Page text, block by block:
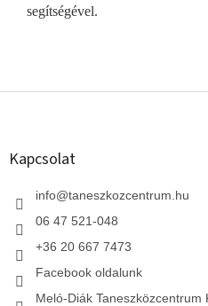
segítségével.
L
Kapcsolat
info@taneszkozcentrum.hu
06 47 521-048
+36 20 667 7473
Facebook oldalunk
Meló-Diák Taneszközcentrum